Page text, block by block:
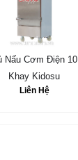
Nấu Cơm Điện 10
Khay Kidosu
Liên Hệ